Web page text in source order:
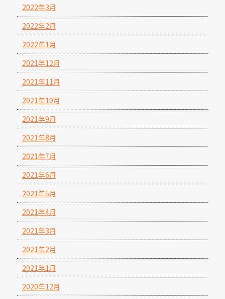
2022年3月
2022年2月
2022年1月
2021年12月
2021年11月
2021年10月
2021年9月
2021年8月
2021年7月
2021年6月
2021年5月
2021年4月
2021年3月
2021年2月
2021年1月
2020年12月